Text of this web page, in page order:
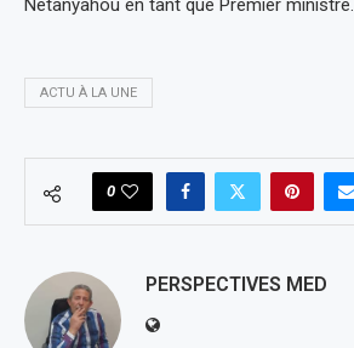
Netanyahou en tant que Premier ministre.
ACTU À LA UNE
0
PERSPECTIVES MED